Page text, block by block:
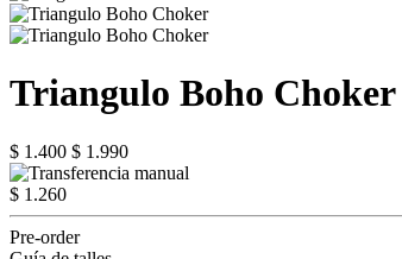
Triangulo Boho Choker
$ 1.400 $ 1.990
$ 1.260
Pre-order